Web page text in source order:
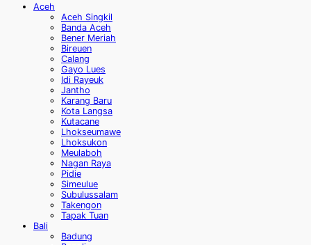
Aceh
Aceh Singkil
Banda Aceh
Bener Meriah
Bireuen
Calang
Gayo Lues
Idi Rayeuk
Jantho
Karang Baru
Kota Langsa
Kutacane
Lhokseumawe
Lhoksukon
Meulaboh
Nagan Raya
Pidie
Simeulue
Subulussalam
Takengon
Tapak Tuan
Bali
Badung